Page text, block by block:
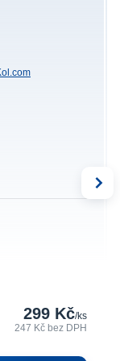
299 Kč/ks
247 Kč bez DPH